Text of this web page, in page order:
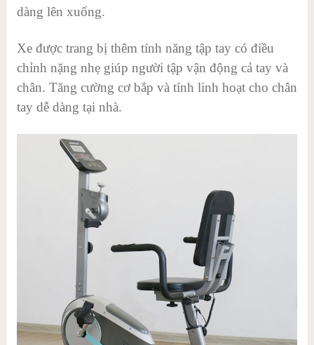
dàng lên xuống.
Xe được trang bị thêm tính năng tập tay có điều
chỉnh nặng nhẹ giúp người tập vận động cả tay và
chân. Tăng cường cơ bắp và tính linh hoạt cho chân
tay dễ dàng tại nhà.